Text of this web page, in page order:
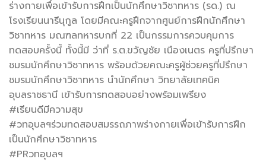
ร่างกายเพื่อเข้ารับการฝึกเป็นนักศึกษาวิชาทหาร (รด.) ณ
โรงเรียนนารีนุกูล โดยมีคณะครูฝึกจากศูนย์การฝึกนักศึกษา
วิชาทหาร มณฑลทหารบกที่ 22 เป็นกรรมการควบคุมการ
ทดสอบครั้งนี้ ทั้งนี้มี ว่าที่ ร.ต.ขวัญชัย เนืองเนตร ครูที่ปรึกษา
ชมรมนักศึกษาวิชาทหาร พร้อมด้วยคณะครูผู้ช่วยครูที่ปรึกษา
ชมรมนักศึกษาวิชาทหาร นำนักศึกษา วิทยาลัยเทคนิค
อุบลราชธานี เข้ารับการทดสอบอย่างพร้อมเพรียง
#เรียนดีมีความสุข
#วทอุบลฯร่วมทดสอบสมรรถภาพร่างกายเพื่อเข้ารับการฝึก
เป็นนักศึกษาวิชาทหาร
#PRวทอุบลฯ